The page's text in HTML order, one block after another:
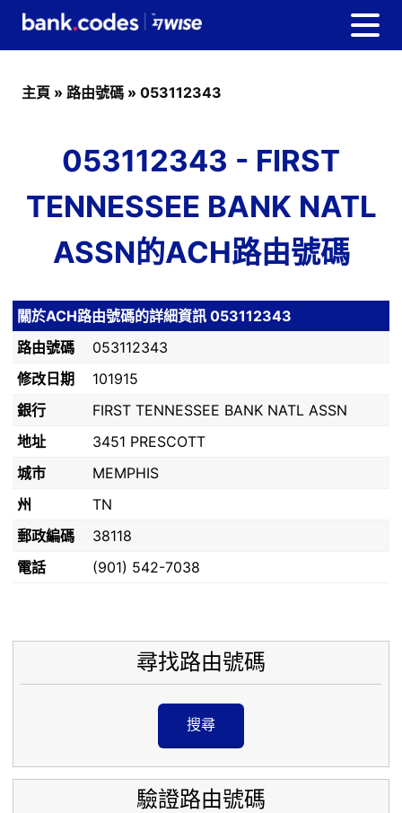
主頁 » 路由號碼 » 053112343
053112343 - FIRST
TENNESSEE BANK NATL
ASSN的ACH路由號碼
關於ACH路由號碼的詳細資訊 053112343
路由號碼
053112343
修改日期
101915
銀行
FIRST TENNESSEE BANK NATL ASSN
地址
3451 PRESCOTT
城市
MEMPHIS
州
TN
郵政編碼
38118
電話
(901) 542-7038
尋找路由號碼
搜尋
驗證路由號碼